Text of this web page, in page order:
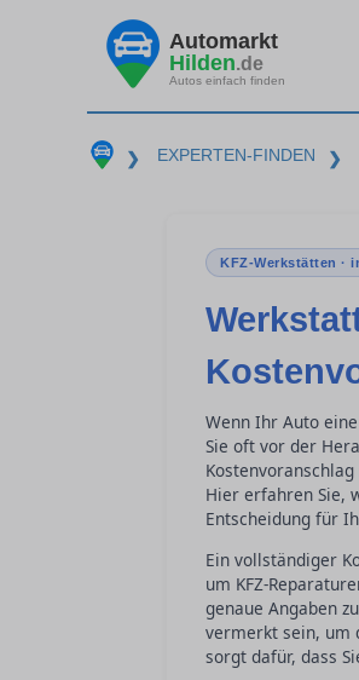
Automarkt
Hilden.de
Autos einfach finden
❯ EXPERTEN-FINDEN ❯
KFZ-Werkstätten ·
Wenn Ihr Auto
Sie oft vor der
Hier erfahren Sie,
Entscheidung für
Ein vollständiger
um KFZ-
genaue Angaben
vermerkt sein, um
sorgt dafür, dass